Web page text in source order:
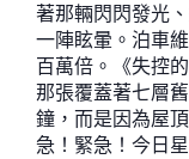
著那輛閃閃發光
一陣眩暈。泊車
百萬倍。《失控
那張覆蓋著七層
鐘，而是因為屋
急！緊急！今日